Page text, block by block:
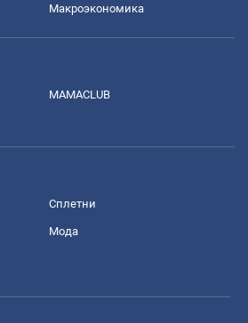
Mакроэкономика
MAMACLUB
Сплетни
Мода